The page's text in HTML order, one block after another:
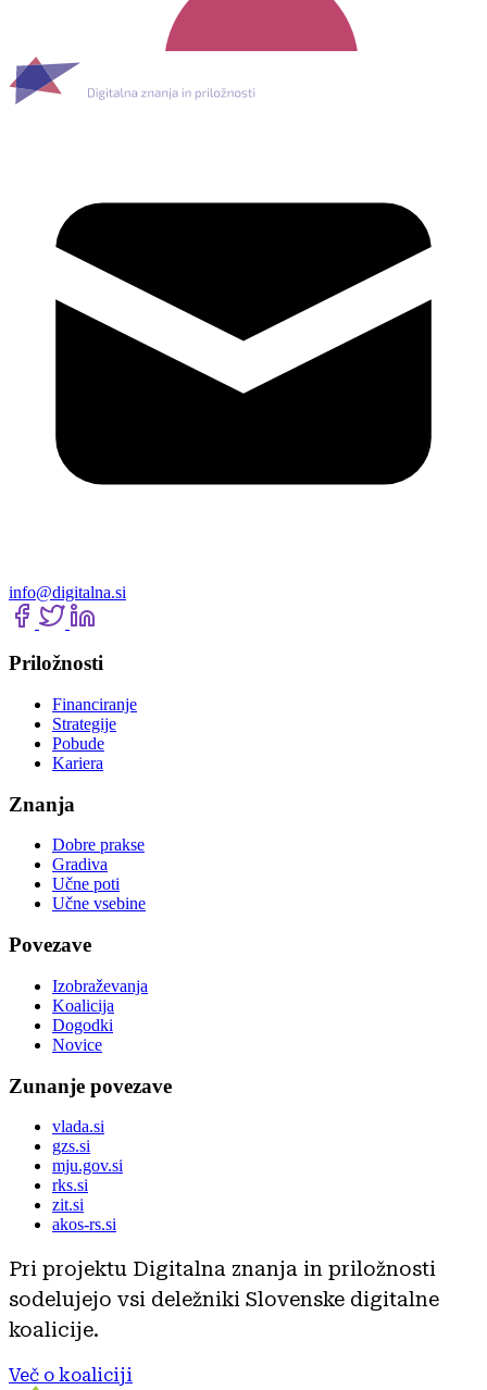
info@digitalna.si
Priložnosti
Financiranje
Strategije
Pobude
Kariera
Znanja
Dobre prakse
Gradiva
Učne poti
Učne vsebine
Povezave
Izobraževanja
Koalicija
Dogodki
Novice
Zunanje povezave
vlada.si
gzs.si
mju.gov.si
rks.si
zit.si
akos-rs.si
Pri projektu Digitalna znanja in priložnosti
sodelujejo vsi deležniki Slovenske digitalne
koalicije.
Več o koaliciji